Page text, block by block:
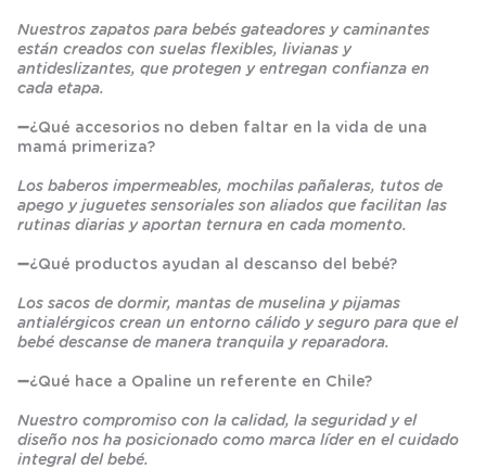
Nuestros zapatos para bebés gateadores y caminantes
están creados con suelas flexibles, livianas y
antideslizantes, que protegen y entregan confianza en
cada etapa.
➖¿Qué accesorios no deben faltar en la vida de una
mamá primeriza?
Los baberos impermeables, mochilas pañaleras, tutos de
apego y juguetes sensoriales son aliados que facilitan las
rutinas diarias y aportan ternura en cada momento.
➖¿Qué productos ayudan al descanso del bebé?
Los sacos de dormir, mantas de muselina y pijamas
antialérgicos crean un entorno cálido y seguro para que el
bebé descanse de manera tranquila y reparadora.
➖¿Qué hace a Opaline un referente en Chile?
Nuestro compromiso con la calidad, la seguridad y el
diseño nos ha posicionado como marca líder en el cuidado
integral del bebé.